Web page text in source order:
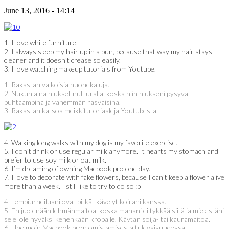
June 13, 2016 - 14:14
1. I love white furniture.
2. I always sleep my hair up in a bun, because that way my hair stays
cleaner and it doesn’t crease so easily.
3. I love watching makeup tutorials from Youtube.
1. Rakastan valkoisia huonekaluja.
2. Nukun aina hiukset nutturalla, koska niin hiukseni pysyvät
puhtaampina ja vähemmän rasvaisina.
3. Rakastan katsoa meikkitutoriaaleja Youtubesta.
4. Walking long walks with my dog is my favorite exercise.
5. I don’t drink or use regular milk anymore. It hearts my stomach and I
prefer to use soy milk or oat milk.
6. I’m dreaming of owning Macbook pro one day.
7. I love to decorate with fake flowers, because I can’t keep a flower alive
more than a week. I still like to try to do so :p
4. Lempiurheiluani ovat pitkät kävelyt koirani kanssa.
5. En juo enään lehmänmaitoa, koska mahani ei tykkää siitä ja mielestäni
se ei ole hyväksi kenenkään kropalle. Käytän soija- tai kauramaitoa.